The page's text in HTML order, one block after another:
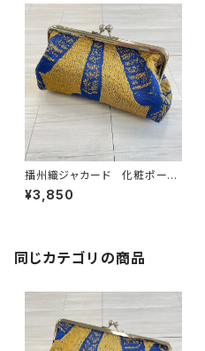
播州織ジャカード 化粧ポーチ
がまぐち
¥3,850
同じカテゴリの商品